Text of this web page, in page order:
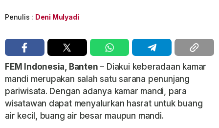
Penulis : Deni Mulyadi
FEM Indonesia, Banten – Diakui keberadaan kamar
mandi merupakan salah satu sarana penunjang
pariwisata. Dengan adanya kamar mandi, para
wisatawan dapat menyalurkan hasrat untuk buang
air kecil, buang air besar maupun mandi.